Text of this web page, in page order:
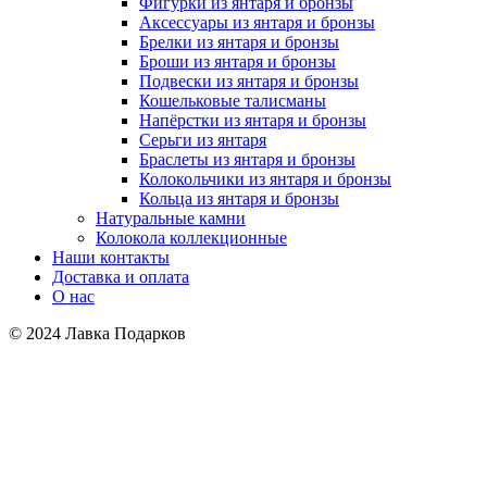
Аксессуары из янтаря и бронзы
Брелки из янтаря и бронзы
Броши из янтаря и бронзы
Подвески из янтаря и бронзы
Кошельковые талисманы
Напёрстки из янтаря и бронзы
Серьги из янтаря
Браслеты из янтаря и бронзы
Колокольчики из янтаря и бронзы
Кольца из янтаря и бронзы
Натуральные камни
Колокола коллекционные
Наши контакты
Доставка и оплата
О нас
© 2024 Лавка Подарков